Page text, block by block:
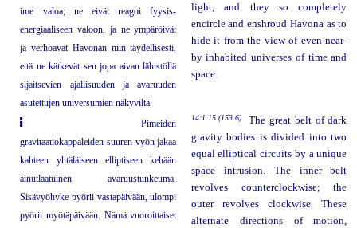
ime valoa; ne eivät reagoi fyysis-
energiaaliseen valoon, ja ne ympäröivät
ja verhoavat Havonan niin täydellisesti,
että ne kätkevät sen jopa aivan lähistöllä
sijaitsevien ajallisuuden ja avaruuden
asutettujen universumien näkyviltä.
light, and they so completely
encircle and enshroud Havona as to
hide it from the view of even near-
by inhabited universes of time and
space.
Pimeiden
gravitaatiokappaleiden suuren vyön jakaa
kahteen yhtäläiseen elliptiseen kehään
ainutlaatuinen avaruustunkeuma.
Sisävyöhyke pyörii vastapäivään, ulompi
pyörii myötäpäivään. Nämä vuoroittaiset
14:1.15 (153.6)
The great belt of dark
gravity bodies is divided into two
equal elliptical circuits by a unique
space intrusion. The inner belt
revolves counterclockwise; the
outer revolves clockwise. These
alternate directions of motion,